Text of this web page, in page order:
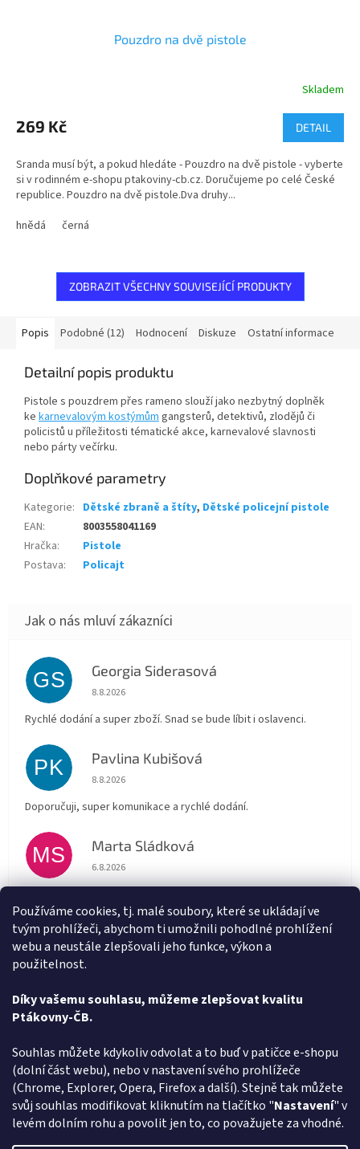
Používáme cookies, tj. malé soubory, které se ukládají ve
tvým prohlížeči, abychom ti umožnili pohodlné prohlížení
webu a neustále zlepšovali jeho funkce, výkon a
použitelnost.
Díky vašemu souhlasu, můžeme zlepšovat kvalitu
Ptákovny-ČB.
Souhlas můžete kdykoliv odvolat a to buď v patičce e-shopu
(dolní část webu), nebo v nastavení svého prohlížeče
(Chrome, Explorer, Opera, Firefox a další). Stejně tak můžete
svůj souhlas modifikovat kliknutím na tlačítko "Nastavení" v
levém dolním rohu a povolit jen to, co považujete za vhodné.
Pouzdro na dvě pistole
Skladem
269 Kč DETAIL
Sranda musí být, a pokud hledáte - Pouzdro na dvě pistole - vyberte
si v rodinném e-shopu ptakoviny-cb.cz. Doručujeme po celé České
republice. Pouzdro na dvě pistole.Dva druhy...
hnědá
černá
ZOBRAZIT VŠECHNY SOUVISEJÍCÍ PRODUKTY
Popis Podobné (12) Hodnocení Diskuze Ostatní informace
Detailní popis produktu
Pistole s pouzdrem přes rameno slouží jako nezbytný doplněk
ke karnevalovým kostýmůmgangsterů, detektivů, zlodějů či
policistů u příležitosti tématické akce, karnevalové slavnosti
nebo párty večírku.
Doplňkové parametry
Kategorie: Dětské zbraně a štíty, Dětské policejní pistole
EAN:
8003558041169
Hračka:
Pistole
Postava: Policajt
GS Georgia Siderasová
Hodnocení obchodu je 5 z 5 hvězdiček.
8.8.2026
Rychlé dodání a super zboží. Snad se bude líbit i oslavenci.
PK Pavlina Kubišová
Hodnocení obchodu je 5 z 5 hvězdiček.
8.8.2026
Doporučuji, super komunikace a rychlé dodání.
MS Marta Sládková
Hodnocení obchodu je 5 z 5 hvězdiček.
6.8.2026
AT Alena Trchova
Hodnocení obchodu je 5 z 5 hvězdiček.
5.8.2026
Způsob ověřování recenzí